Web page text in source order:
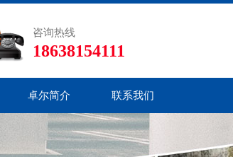
咨询热线
18638154111
卓尔简介 联系我们